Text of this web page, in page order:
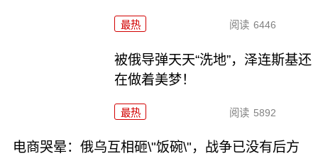
最热 阅读 6446
被俄导弹天天“洗地”，泽连斯基还
在做着美梦！
最热 阅读 5892
电商哭晕：俄乌互相砸\"饭碗\"，战争已没有后方